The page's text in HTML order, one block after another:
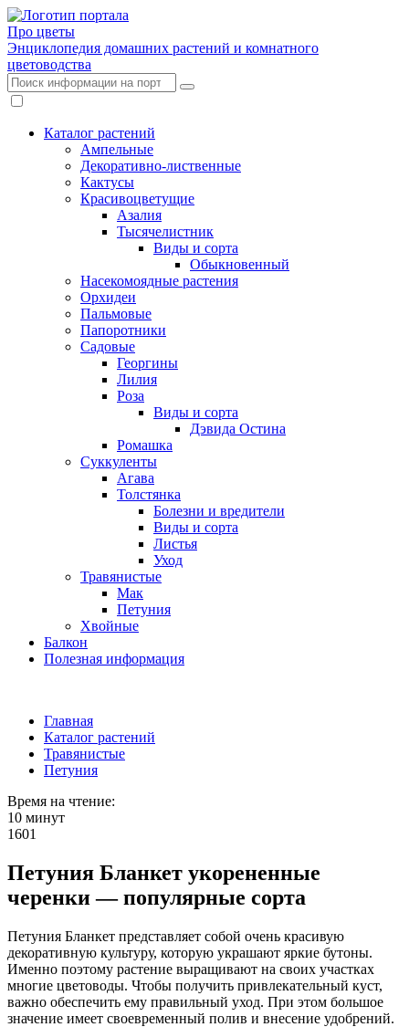
Про цветы
Энциклопедия домашних растений и комнатного
цветоводства
Каталог растений
Ампельные
Декоративно-лиственные
Кактусы
Красивоцветущие
Азалия
Тысячелистник
Виды и сорта
Обыкновенный
Насекомоядные растения
Орхидеи
Пальмовые
Папоротники
Садовые
Георгины
Лилия
Роза
Виды и сорта
Дэвида Остина
Ромашка
Суккуленты
Агава
Толстянка
Болезни и вредители
Виды и сорта
Листья
Уход
Травянистые
Мак
Петуния
Хвойные
Балкон
Полезная информация
Главная
Каталог растений
Травянистые
Петуния
Время на чтение:
10 минут
1601
Петуния Бланкет укорененные
черенки — популярные сорта
Петуния Бланкет представляет собой очень красивую
декоративную культуру, которую украшают яркие бутоны.
Именно поэтому растение выращивают на своих участках
многие цветоводы. Чтобы получить привлекательный куст,
важно обеспечить ему правильный уход. При этом большое
значение имеет своевременный полив и внесение удобрений.